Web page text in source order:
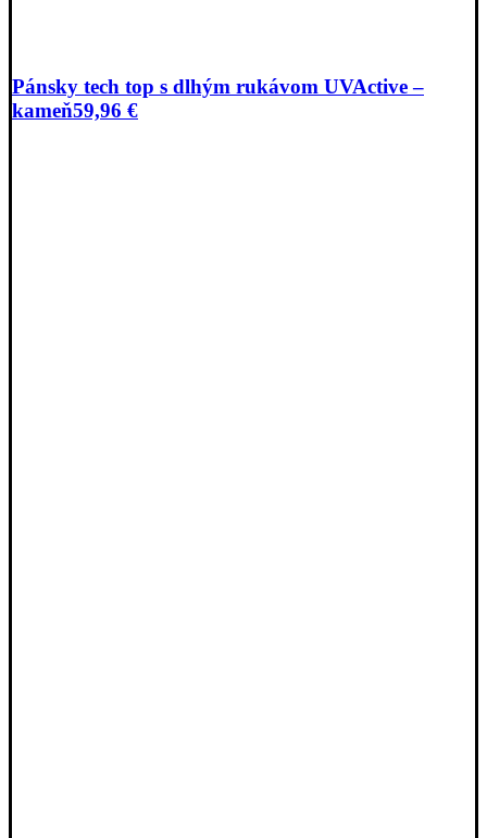
Pánsky tech top s dlhým rukávom UVActive –
kameň59,96 €